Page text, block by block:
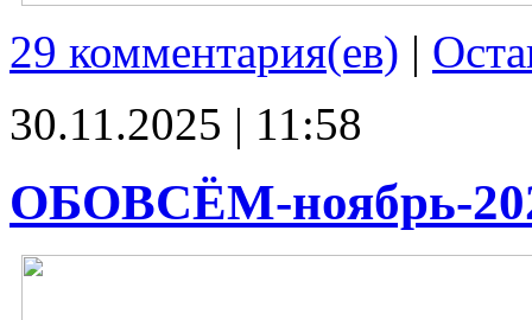
29 комментария(ев) |
30.11.2025 | 11:58
ОБОВСЁМ-ноябрь-